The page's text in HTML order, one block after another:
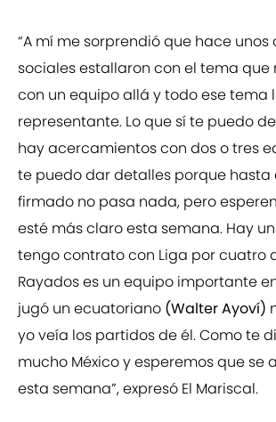
“A mí me sorprendió que hace unos
sociales estallaron con el tema que
con un equipo allá y todo ese tema
representante. Lo que sí te puedo
hay acercamientos con dos o tres
te puedo dar detalles porque hasta
firmado no pasa nada, pero
esté más claro esta semana. Hay
tengo contrato con Liga por cuatro
Rayados es un equipo importante
jugó un ecuatoriano (Walter Ayoví)
yo veía los partidos de él. Como te
mucho México y esperemos que se
esta semana”, expresó El Mariscal.